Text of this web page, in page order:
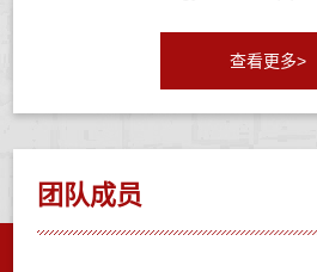
查看更多>
团队成员